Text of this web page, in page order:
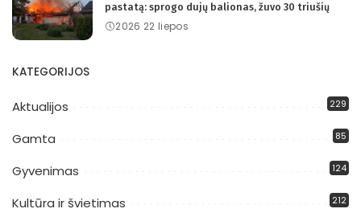
pastatą: sprogo dujų balionas, žuvo 30 triušių
2026 22 liepos
KATEGORIJOS
Aktualijos 229
Gamta 85
Gyvenimas 124
Kultūra ir švietimas 212